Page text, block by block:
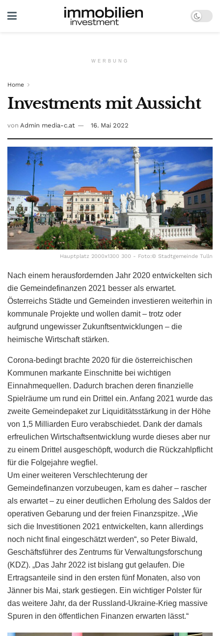
WERBUNG
Home
Investments mit Aussicht
von Admin media-c.at 16. Mai 2022
Hauptplatz 2000x1300 300 - Foto:© Stadtgemeinde Tulln
Nach einem herausfordernden Jahr 2020 entwickelten sich
die Gemeindefinanzen 2021 besser als erwartet.
Österreichs Städte und Gemeinden investieren weiterhin in
kommunale Projekte und wollen damit – trotz oder
aufgrund ungewisser Zukunftsentwicklungen – die
heimische Wirtschaft stärken.
Corona-bedingt brachte 2020 für die österreichischen
Kommunen markante Einschnitte bei wichtigen
Einnahmequellen. Dadurch brachen deren finanzielle
Spielräume um rund ein Drittel ein. Anfang 2021 wurde das
zweite Gemeindepaket zur Liquiditätsstärkung in der Höhe
von 1,5 Milliarden Euro verabschiedet. Dank der damals
erfreulichen Wirtschaftsentwicklung wurde dieses aber nur
zu einem Drittel ausgeschöpft, wodurch die Rückzahlpflicht
für die Folgejahre wegfiel.
Um einer weiteren Verschlechterung der
Gemeindefinanzen vorzubeugen, kam es daher – rascher
als erwartet – zu einer deutlichen Erholung des Saldos der
operativen Gebarung und der freien Finanzspitze. „Wie
sich die Investitionen 2021 entwickelten, kann allerdings
noch nicht final eingeschätzt werden“, so Peter Biwald,
Geschäftsführer des Zentrums für Verwaltungsforschung
(KDZ). „Das Jahr 2022 ist bislang gut gelaufen. Die
Ertragsanteile sind in den ersten fünf Monaten, also von
Jänner bis Mai, stark gestiegen. Ein wichtiger Polster für
das weitere Jahr, da der Russland-Ukraine-Krieg massive
Spuren in den öffentlichen Finanzen erwarten lässt.“